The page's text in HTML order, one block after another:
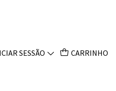
SESSÃO CARRINHO